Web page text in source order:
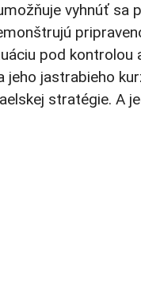
vyhnúť sa
pod kontrolou
jeho jastrabieho
stratégie. A